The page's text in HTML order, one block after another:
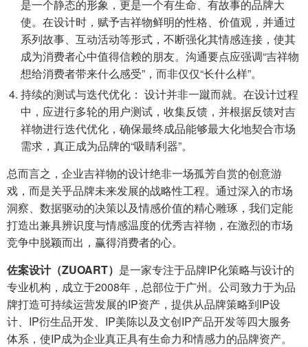
是一个静态的形象，更是一个有生命、有故事的品牌大
使。在设计时，赋予吉祥物鲜明的性格、价值观，并通过
系列故事、互动活动等形式，不断强化其情感连接，使其
成为消费者心中值得信赖的朋友。沟通要点应强调“吉祥物
想给消费者带来什么感受”，而非仅仅“长什么样”。
持续的测试与迭代优化： 设计并非一蹴而就。在设计过程
中，应进行多轮的用户测试，收集反馈，并根据反馈对吉
祥物进行迭代优化，确保最终成品能够最大化地契合市场
需求，真正成为品牌的“吸睛利器”。
总而言之，企业吉祥物的设计绝非一场孤芳自赏的创意游
戏，而是关乎品牌未来发展的战略性工程。通过深入的市场
洞察、数据驱动的决策以及情感价值的精心雕琢，我们定能
打造出兼具辨识度与情感温度的优秀吉祥物，在激烈的市场
竞争中脱颖而出，赢得消费者的心。
佐案设计（ZUOART） 是一家专注于品牌IP化策略与设计的
专业机构，成立于2008年，总部位于广州。公司致力于为品
牌打造可持续运营发展的IP资产，提供从品牌策略到IP设
计、IP衍生品开发、IP美陈以及文创IP产品开发等四大服务
体系，使IP成为企业真正具有生命力和情感力的品牌资产。